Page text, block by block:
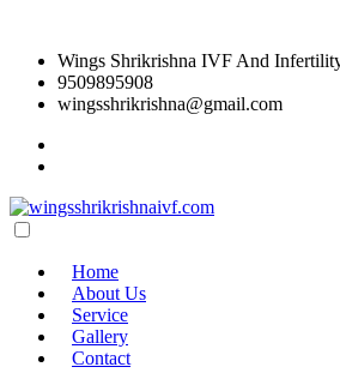
Wings Shrikrishna IVF And
9509895908
wingsshrikrishna@gmail.com
Home
About Us
Service
Gallery
Contact